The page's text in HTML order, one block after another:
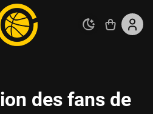
des fans de